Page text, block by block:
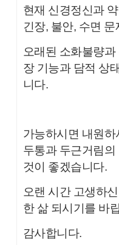
현재 신경정신과
긴장, 불안, 수면
오래된 소화불량
장 기능과 담적 상
니다.
가능하시면 내원
두통과 두근거림
것이 좋겠습니다.
오랜 시간 고생하
한 삶 되시기를 바
감사합니다.